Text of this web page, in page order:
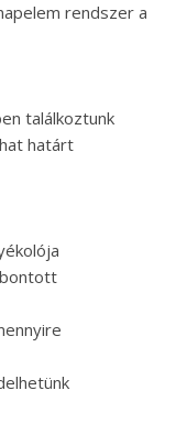
rendszer a
találkoztunk
határt